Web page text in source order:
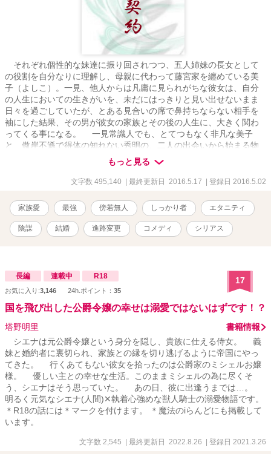
それぞれ個性的な妹達に振り回されつつ、五人姉妹の長女として
の役割を自分なりに理解し、母親に代わって藤宮家を纏めている美
子（よしこ）。一見、他人からは凡庸に見られがちな彼女は、自分
の人生においての生きがいを、未だにはっきりと見い出せないまま
日々を過ごしていたが、とある見合いの席で鼻持ちならない相手を
袖にした結果、その男が彼女の家族とその後の人生に、大きく関わ
ってくる事になる。 一見常識人でも、とてつもなく非凡な美子
と、傲岸不遜で得体の知れない秀明の、二人の出会いから始まる物
もっと見る
文字数 495,140 | 最終更新日 2016.5.17 | 登録日 2016.5.02
家族愛 最強 傍若無人 しっかり者 エタニティ
陰謀 結婚 進路変更 コメディ シリアス
長編 連載中 R18
お気に入り:3,146 24h.ポイント： 35
17
国を飛び出した公爵令嬢の幸せは溺愛ではないはずです！？
塔野明里
書籍情報
シエナは元公爵令嬢という身分を隠し、貴族に仕える侍女。 義
妹と婚約者に裏切られ、家族との縁を切り逃げるように帝国にやっ
てきた。 行くあてもない彼女を拾ったのは公爵家のミシェルお嬢
様。 優しい主との幸せな生活。このままミシェルの為に尽くそ
う、シエナはそう思っていた。 あの日、彼に出逢うまでは…。
明るく元気なシエナ(人間)✕執着心強めな獣人騎士の溺愛物語です。
＊R18の話には＊マークを付けます。 ＊魔法のiらんどにも掲載して
います。
文字数 2,545 | 最終更新日 2022.8.26 | 登録日 2021.3.26